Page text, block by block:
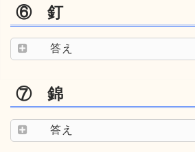
⑥ 釘
答え
⑦ 錦
答え